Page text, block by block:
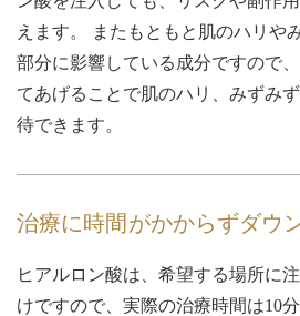
えます。 またもともと肌のハリや
部分に影響している成分ですので
てあげることで肌のハリ、みずみ
待できます。
治療に時間がかからずダウ
ヒアルロン酸は、希望する場所に
けですので、実際の治療時間は10